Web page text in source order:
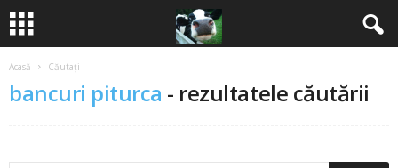
Acasă Căutați
bancuri piturca - rezultatele căutării